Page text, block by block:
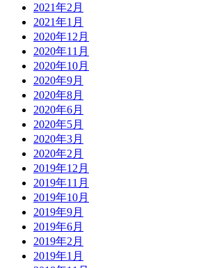
2021年2月
2021年1月
2020年12月
2020年11月
2020年10月
2020年9月
2020年8月
2020年6月
2020年5月
2020年3月
2020年2月
2019年12月
2019年11月
2019年10月
2019年9月
2019年6月
2019年2月
2019年1月